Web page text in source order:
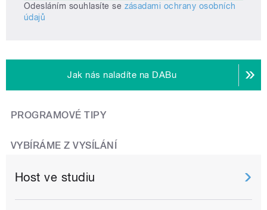
Odesláním souhlasíte se zásadami ochrany osobních
údajů
Jak nás naladíte na DABu
PROGRAMOVÉ TIPY
VYBÍRÁME Z VYSÍLÁNÍ
Host ve studiu